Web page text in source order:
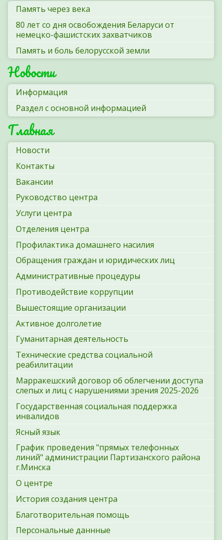
Память через века
80 лет со дня освобождения Беларуси от
немецко-фашистских захватчиков
Память и боль белорусской земли
Новости
Информация
Раздел с основной информацией
Главная
Новости
Контакты
Вакансии
Руководство центра
Услуги центра
Отделения центра
Профилактика домашнего насилия
Обращения граждан и юридических лиц
Административные процедуры
Противодействие коррупции
Вышестоящие организации
Активное долголетие
Гуманитарная деятельность
Технические средства социальной
реабилитации
Марракешский договор об облегчении доступа
слепых и лиц с нарушениями зрения 2025-2026
Государственная социальная поддержка
инвалидов
Ясный язык
График проведения "прямых телефонных
линий" администрации Партизанского района
г.Минска
О центре
История создания центра
Благотворительная помощь
Персональные даннные